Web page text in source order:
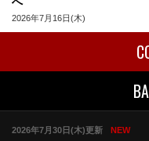
2026年7月16日(木)
2026年7月30日(木)更新 NEW